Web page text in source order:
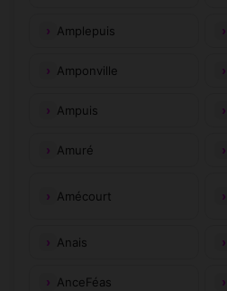
Amplepuis
Amponville
Ampuis
Amuré
Amécourt
Anais
AnceFéas